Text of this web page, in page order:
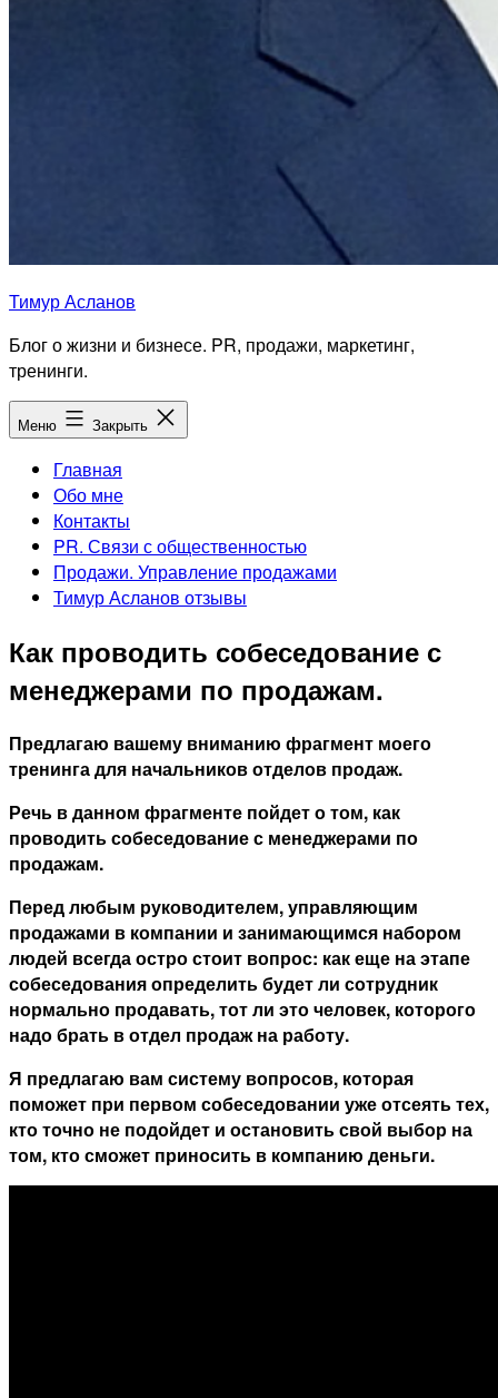
Тимур Асланов
Блог о жизни и бизнесе. PR, продажи, маркетинг,
тренинги.
Меню Закрыть
Главная
Обо мне
Контакты
PR. Связи с общественностью
Продажи. Управление продажами
Тимур Асланов отзывы
Как проводить собеседование с
менеджерами по продажам.
Предлагаю вашему вниманию фрагмент моего
тренинга для начальников отделов продаж.
Речь в данном фрагменте пойдет о том, как
проводить собеседование с менеджерами по
продажам.
Перед любым руководителем, управляющим
продажами в компании и занимающимся набором
людей всегда остро стоит вопрос: как еще на этапе
собеседования определить будет ли сотрудник
нормально продавать, тот ли это человек, которого
надо брать в отдел продаж на работу.
Я предлагаю вам систему вопросов, которая
поможет при первом собеседовании уже отсеять тех,
кто точно не подойдет и остановить свой выбор на
том, кто сможет приносить в компанию деньги.